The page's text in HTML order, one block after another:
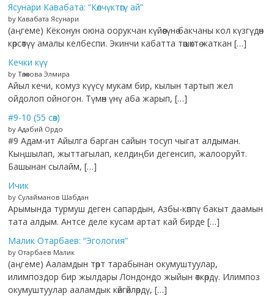
Ясунари Кавабата: “Көлчүктөгү ай”
by Кавабата Ясунари
(аңгеме) Кёконун оюна оорукчан күйөөсүнө бакчаны кол күзгүдөн
көрсөтүү амалы келбеспи. Экинчи кабатта төшөктө жаткан […]
Кечки күү
by Төлөкова Элмира
Айыл кечи, комуз күүсү мукам бир, кылын тартып жел
ойдолоп ойногон. Түмөн үнү аба жарып, […]
#9-10 (55 сөз)
by Адабий Ордо
#9 Адам-ит Айылга барган сайын тосуп чыгат алдыман.
Кыңшылап, жыттагылап, келдиңби дегенсип, жалооруйт.
Башынан сылайм, […]
Ичик
by Сулайманов Шабдан
Арымында турмуш деген сапардын, Азбы-көппү бакыт даамын
тата алдым. Антсе деле кусам артат кай бирде […]
Малик Отарбаев: “Эгология”
by Отарбаев Малик
(аңгеме) Ааламдын төрт тарабынан окумуштуулар,
илимпоздор бир жылдары Лондондо жыйын өткөрдү. Илимпоз
окумуштуулар ааламдык көйгөйлөрдү, […]